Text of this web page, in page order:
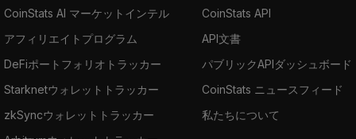
CoinStats AI マーケットインテル
アフィリエイトプログラム
DeFiポートフォリオトラッカー
Starknetウォレットトラッカー
zkSyncウォレットトラッカー
CoinStats API
API文書
パブリックAPIダッシュボード
CoinStats ニュースフィード
私たちについて